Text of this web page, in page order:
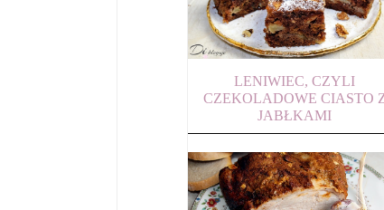
LENIWIEC, CZYLI
CZEKOLADOWE CIASTO
JABŁKAMI